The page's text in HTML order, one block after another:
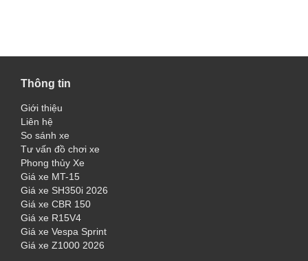
Thông tin
Giới thiệu
Liên hệ
So sánh xe
Tư vấn đồ chơi xe
Phong thủy Xe
Giá xe MT-15
Giá xe SH350i 2026
Giá xe CBR 150
Giá xe R15V4
Giá xe Vespa Sprint
Giá xe Z1000 2026